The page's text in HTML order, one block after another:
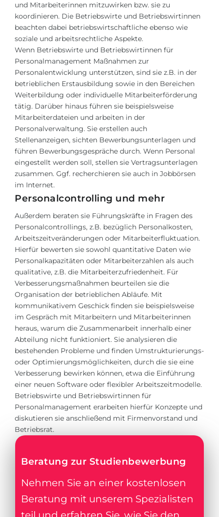
und Mitarbeiterinnen mitzuwirken bzw. sie zu
koordinieren. Die Betriebswirte und Betriebswirtinnen
beachten dabei betriebswirtschaftliche ebenso wie
soziale und arbeitsrechtliche Aspekte.
Wenn Betriebswirte und Betriebswirtinnen für
Personalmanagement Maßnahmen zur
Personalentwicklung unterstützen, sind sie z.B. in der
betrieblichen Erstausbildung sowie in den Bereichen
Weiterbildung oder individuelle Mitarbeiterförderung
tätig. Darüber hinaus führen sie beispielsweise
Mitarbeiterdateien und arbeiten in der
Personalverwaltung. Sie erstellen auch
Stellenanzeigen, sichten Bewerbungsunterlagen und
führen Bewerbungsgespräche durch. Wenn Personal
eingestellt werden soll, stellen sie Vertragsunterlagen
zusammen. Ggf. recherchieren sie auch in Jobbörsen
im Internet.
Personalcontrolling und mehr
Außerdem beraten sie Führungskräfte in Fragen des
Personalcontrollings, z.B. bezüglich Personalkosten,
Arbeitszeitveränderungen oder Mitarbeiterfluktuation.
Hierfür bewerten sie sowohl quantitative Daten wie
Personalkapazitäten oder Mitarbeiterzahlen als auch
qualitative, z.B. die Mitarbeiterzufriedenheit. Für
Verbesserungsmaßnahmen beurteilen sie die
Organisation der betrieblichen Abläufe. Mit
kommunikativem Geschick finden sie beispielsweise
im Gespräch mit Mitarbeitern und Mitarbeiterinnen
heraus, warum die Zusammenarbeit innerhalb einer
Abteilung nicht funktioniert. Sie analysieren die
bestehenden Probleme und finden Umstrukturierungs-
oder Optimierungsmöglichkeiten, durch die sie eine
Verbesserung bewirken können, etwa die Einführung
einer neuen Software oder flexibler Arbeitszeitmodelle.
Betriebswirte und Betriebswirtinnen für
Personalmanagement erarbeiten hierfür Konzepte und
diskutieren sie anschließend mit Firmenvorstand und
Betriebsrat.
Beratung zur Studienbewerbung
Nehmen Sie an einer kostenlosen
Beratung mit unserem Spezialisten